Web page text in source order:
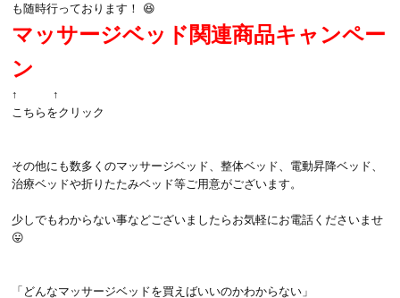
も随時行っております！ 😆
マッサージベッド関連商品キャンペー
ン
↑ ↑
こちらをクリック
その他にも数多くのマッサージベッド、整体ベッド、電動昇降ベッド、
治療ベッドや折りたたみベッド等ご用意がございます。
少しでもわからない事などございましたらお気軽にお電話くださいませ
😛
「どんなマッサージベッドを買えばいいのかわからない」